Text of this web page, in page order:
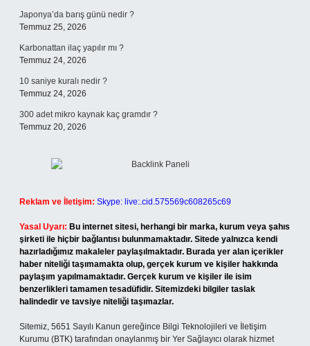
Japonya’da barış günü nedir ?
Temmuz 25, 2026
Karbonattan ilaç yapılır mı ?
Temmuz 24, 2026
10 saniye kuralı nedir ?
Temmuz 24, 2026
300 adet mikro kaynak kaç gramdır ?
Temmuz 20, 2026
Reklam ve İletişim: Skype: live:.cid.575569c608265c69
Yasal Uyarı: Bu internet sitesi, herhangi bir marka, kurum veya şahıs
şirketi ile hiçbir bağlantısı bulunmamaktadır. Sitede yalnızca kendi
hazırladığımız makaleler paylaşılmaktadır. Burada yer alan içerikler
haber niteliği taşımamakta olup, gerçek kurum ve kişiler hakkında
paylaşım yapılmamaktadır. Gerçek kurum ve kişiler ile isim
benzerlikleri tamamen tesadüfidir. Sitemizdeki bilgiler taslak
halindedir ve tavsiye niteliği taşımazlar.
Sitemiz, 5651 Sayılı Kanun gereğince Bilgi Teknolojileri ve İletişim
Kurumu (BTK) tarafından onaylanmış bir Yer Sağlayıcı olarak hizmet